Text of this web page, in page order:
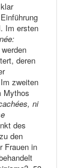
Im ersten
deren
zweiten
Mythos
ni
des
den
Frauen in